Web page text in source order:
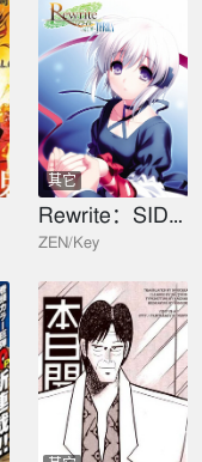
其它
Rewrite：SIDE-TERRA
ZEN/Key